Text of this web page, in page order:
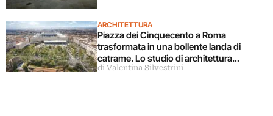
ARCHITETTURA
Piazza dei Cinquecento a Roma
trasformata in una bollente landa di
catrame. Lo studio di architettura
disconosce il progetto
di Valentina Silvestrini